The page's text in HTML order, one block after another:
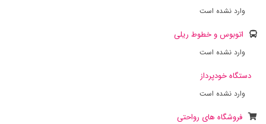
وارد نشده است
اتوبوس و خطوط ریلی
وارد نشده است
دستگاه خودپرداز
وارد نشده است
فروشگاه های رواحتی